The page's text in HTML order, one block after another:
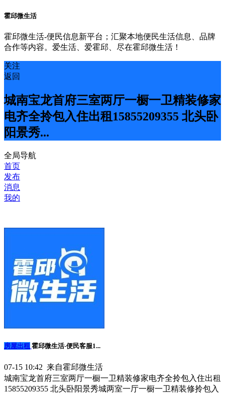
霍邱微生活
霍邱微生活-便民信息新平台；汇聚本地便民生活信息、品牌
合作等内容。爱生活、爱霍邱、尽在霍邱微生活！
关注
返回
城南宝龙首府三室两厅一橱一卫精装修家
电齐全拎包入住出租15855209355 北头卧
阳景秀...
全局导航
首页
发布
消息
我的
房屋出租 霍邱微生活-便民客服1...
07-15 10:42 来自霍邱微生活
城南宝龙首府三室两厅一橱一卫精装修家电齐全拎包入住出租
15855209355 北头卧阳景秀城两室一厅一橱一卫精装修拎包入